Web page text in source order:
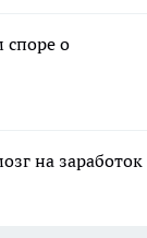
споре о
на заработок